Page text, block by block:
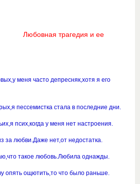
Любовная трагедия и ее
часто депресняк,хотя я его
стала в последние дни.
у меня нет настроения.
нет,от недостатка.
любовь.Любила однажды.
что было раньше.